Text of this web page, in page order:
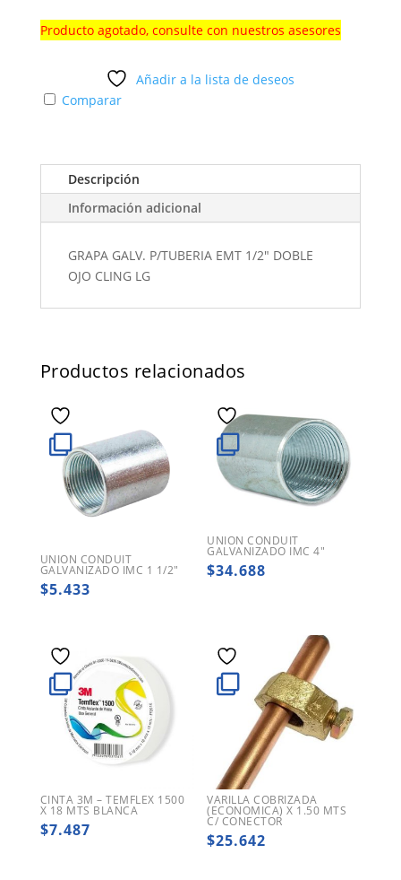
Producto agotado, consulte con nuestros asesores
Añadir a la lista de deseos
Comparar
Descripción
Información adicional
GRAPA GALV. P/TUBERIA EMT 1/2" DOBLE
OJO CLING LG
Productos relacionados
UNION CONDUIT
GALVANIZADO IMC 1 1/2″
$5.433
UNION CONDUIT
GALVANIZADO IMC 4″
$34.688
CINTA 3M – TEMFLEX 1500
X 18 MTS BLANCA
$7.487
VARILLA COBRIZADA
(ECONOMICA) X 1.50 MTS
C/ CONECTOR
$25.642